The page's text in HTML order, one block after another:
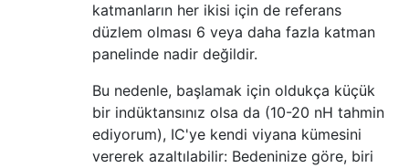
katmanların her ikisi için de referans
düzlem olması 6 veya daha fazla katman
panelinde nadir değildir.
Bu nedenle, başlamak için oldukça küçük
bir indüktansınız olsa da (10-20 nH tahmin
ediyorum), IC'ye kendi viyana kümesini
vererek azaltılabilir: Bedeninize göre, biri